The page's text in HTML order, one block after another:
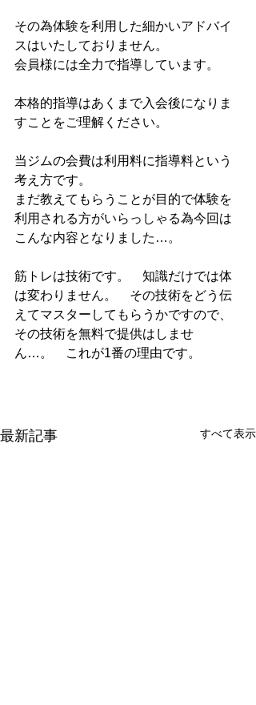
その為体験を利用した細かいアドバイ
スはいたしておりません。
会員様には全力で指導しています。
本格的指導はあくまで入会後になりま
すことをご理解ください。
当ジムの会費は利用料に指導料という
考え方です。
まだ教えてもらうことが目的で体験を
利用される方がいらっしゃる為今回は
こんな内容となりました…。
筋トレは技術です。　知識だけでは体
は変わりません。　その技術をどう伝
えてマスターしてもらうかですので、
その技術を無料で提供はしませ
ん…。　これが1番の理由です。
最新記事 すべて表示